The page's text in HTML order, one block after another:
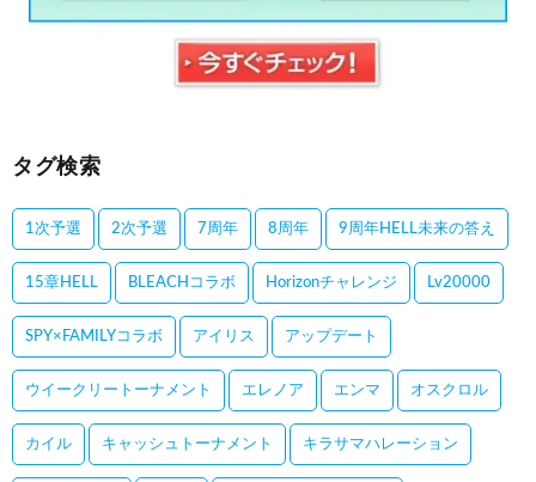
タグ検索
1次予選 2次予選 7周年 8周年 9周年HELL未来の答え
15章HELL BLEACHコラボ Horizonチャレンジ Lv20000
SPY×FAMILYコラボ アイリス アップデート
ウイークリートーナメント エレノア エンマ オスクロル
カイル キャッシュトーナメント キラサマハレーション